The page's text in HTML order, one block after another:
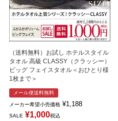
（送料無料）お試し ホテルスタイル
タオル 高級 CLASSY（クラッシー）
ビッグ フェイスタオル＜おひとり様
1枚まで＞
メール便送料無料
メーカー希望小売価格 ¥1,188
SALE ¥1,000税込